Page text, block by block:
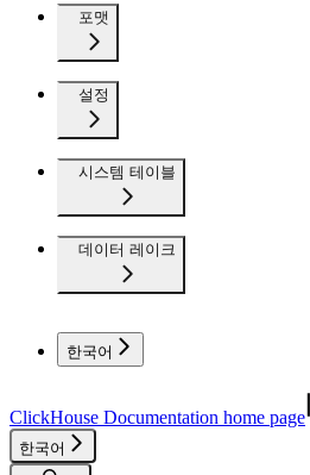
포맷
설정
시스템 테이블
데이터 레이크
한국어
ClickHouse Documentation home page
한국어